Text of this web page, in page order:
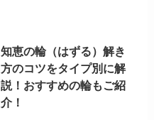
知恵の輪（はずる）解き
方のコツをタイプ別に解
説！おすすめの輪もご紹
介！